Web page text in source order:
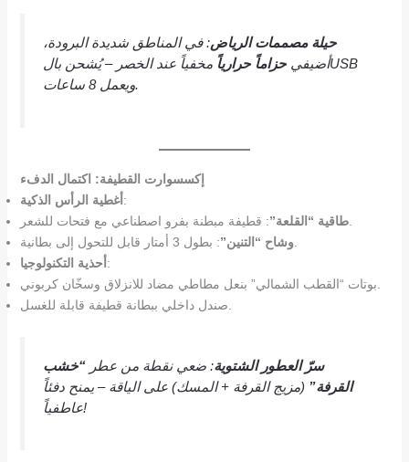
حيلة مصممات الرياض: في المناطق شديدة البرودة،
أضيفيحزاماً حرارياً مخفياً عند الخصر – يُشحن بالUSB
ويعمل 8 ساعات.
إكسسوارت القطيفة: اكتمال الدفء
أغطية الرأس الذكية :
طاقية “القلعة”: قطيفة مبطنة بفرو اصطناعي مع فتحات للشعر.
وشاح “التنين”: بطول 3 أمتار قابل للتحول إلى بطانية.
أحذية التكنولوجيا :
سرّ العطور الشتوية: ضعي نقطة من عطر“خشب
القرفة” (مزيج القرفة + المسك) على الياقة – يمنح دفئاً
عاطفياً!